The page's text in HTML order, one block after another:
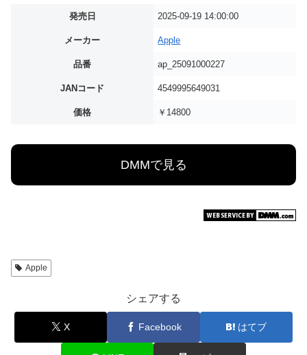
発売日 2025-09-19 14:00:00
メーカー Apple
品番 ap_25091000227
JANコード 4549995649031
価格 ￥14800
DMMで見る
Apple
シェアする
X Facebook はてブ